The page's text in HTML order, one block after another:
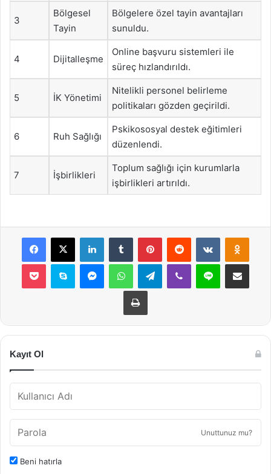
3
Bölgesel
Tayin
Bölgelere özel tayin avantajları
sunuldu.
4 Dijitalleşme
Online başvuru sistemleri ile
süreç hızlandırıldı.
5 İK Yönetimi
Nitelikli personel belirleme
politikaları gözden geçirildi.
6 Ruh Sağlığı
Pskikososyal destek eğitimleri
düzenlendi.
7 İşbirlikleri
Toplum sağlığı için kurumlarla
işbirlikleri artırıldı.
Facebook
X LinkedInTumblr PinterestReddit VKontakte
Pocket Skype MessengerWhatsAppTelegramViber Line E-Posta ile
Yazdır
Kayıt Ol
Unuttunuz mu?
Beni hatırla